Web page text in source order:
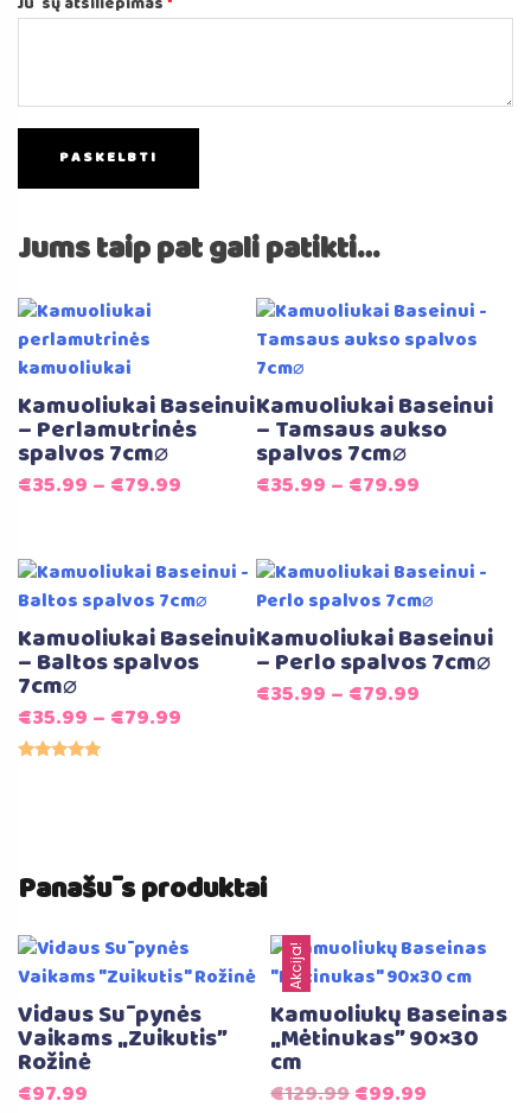
Jums taip pat gali patikti…
Kamuoliukai Baseinui
– Perlamutrinės
spalvos 7cm⌀
€35.99 – €79.99
Kamuoliukai Baseinui
– Tamsaus aukso
spalvos 7cm⌀
€35.99 – €79.99
Kamuoliukai Baseinui
– Baltos spalvos
7cm⌀
€35.99 – €79.99
Kamuoliukai Baseinui
– Perlo spalvos 7cm⌀
€35.99 – €79.99
Panašūs produktai
Vidaus Sūpynės
Vaikams „Zuikutis”
Rožinė
€97.99
Akcija!
Kamuoliukų Baseinas
„Mėtinukas” 90×30
cm
€129.99Original
€99.99